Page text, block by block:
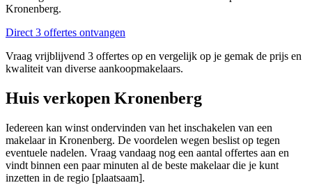
Kronenberg.
Direct 3 offertes ontvangen
Vraag vrijblijvend 3 offertes op en vergelijk op je gemak de prijs en
kwaliteit van diverse aankoopmakelaars.
Huis verkopen Kronenberg
Iedereen kan winst ondervinden van het inschakelen van een
makelaar in Kronenberg. De voordelen wegen beslist op tegen
eventuele nadelen. Vraag vandaag nog een aantal offertes aan en
vindt binnen een paar minuten al de beste makelaar die je kunt
inzetten in de regio [plaatsaam].